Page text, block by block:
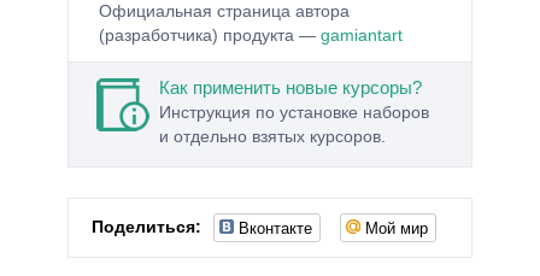
Официальная страница автора
(разработчика) продукта — gamiantart
Как применить новые курсоры?
Инструкция по установке наборов
и отдельно взятых курсоров.
Поделиться: Вконтакте Мой мир